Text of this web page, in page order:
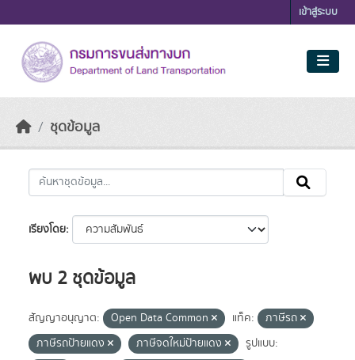
เข้าสู่ระบบ
ชุดข้อมูล
เรียงโดย
พบ 2 ชุดข้อมูล
สัญญาอนุญาต: Open Data Common แท็ค:
ภาษีรถ
ภาษีรถป้ายแดง
ภาษีจดใหม่ป้ายแดง
รูปแบบ: